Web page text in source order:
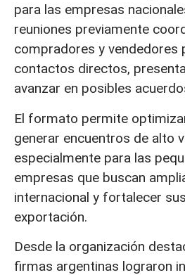
para las empresas
reuniones previamente
compradores y vendedores
contactos directos,
avanzar en posibles
El formato permite
generar encuentros de alto
especialmente para las
empresas que buscan
internacional y fortalecer
exportación.
Desde la organización
firmas argentinas lograron